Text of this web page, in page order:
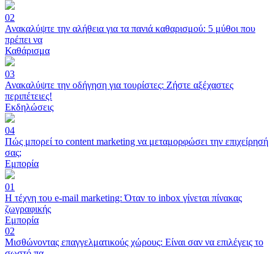
02
Ανακαλύψτε την αλήθεια για τα πανιά καθαρισμού: 5 μύθοι που
πρέπει να
Καθάρισμα
03
Ανακαλύψτε την οδήγηση για τουρίστες: Ζήστε αξέχαστες
περιπέτειες!
Εκδηλώσεις
04
Πώς μπορεί το content marketing να μεταμορφώσει την επιχείρησή
σας;
Εμπορία
01
Η τέχνη του e-mail marketing: Όταν το inbox γίνεται πίνακας
ζωγραφικής
Εμπορία
02
Μισθώνοντας επαγγελματικούς χώρους: Είναι σαν να επιλέγεις το